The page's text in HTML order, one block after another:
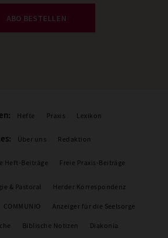
ABO BESTELLEN
Hefte Praxis Lexikon
Über uns Redaktion
Heft-Beiträge Freie Praxis-Beiträge
& Pastoral Herder Korrespondenz
COMMUNIO Anzeiger für die Seelsorge
Biblische Notizen Diakonia